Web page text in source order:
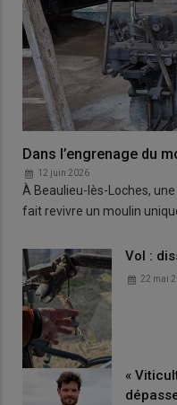
Dans l’engrenage du
12 juin 2026
À Beaulieu-lès-Loches,
fait revivre un moulin
Vol :
22 mai
«